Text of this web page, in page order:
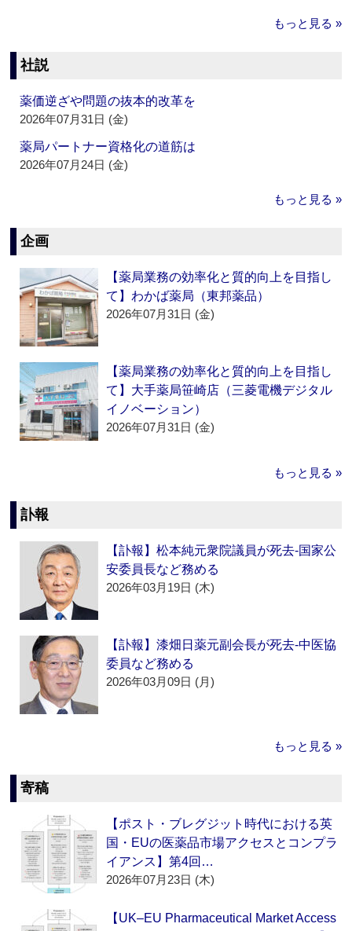
もっと見る »
社説
薬価逆ざや問題の抜本的改革を
2026年07月31日 (金)
薬局パートナー資格化の道筋は
2026年07月24日 (金)
もっと見る »
企画
【薬局業務の効率化と質的向上を目指し
て】わかば薬局（東邦薬品）
2026年07月31日 (金)
【薬局業務の効率化と質的向上を目指し
て】大手薬局笹崎店（三菱電機デジタル
イノベーション）
2026年07月31日 (金)
もっと見る »
訃報
【訃報】松本純元衆院議員が死去‐国家公
安委員長など務める
2026年03月19日 (木)
【訃報】漆畑日薬元副会長が死去‐中医協
委員など務める
2026年03月09日 (月)
もっと見る »
寄稿
【ポスト・ブレグジット時代における英
国・EUの医薬品市場アクセスとコンプラ
イアンス】第4回…
2026年07月23日 (木)
【UK–EU Pharmaceutical Market Access